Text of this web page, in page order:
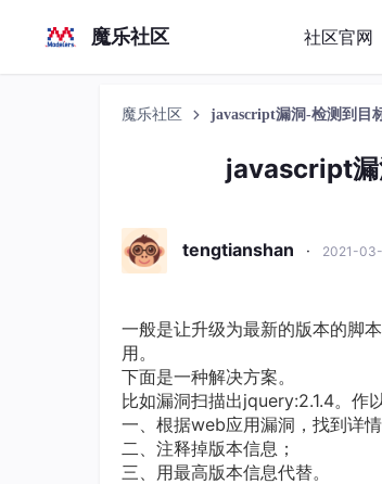
魔乐社区 社区官网
魔乐社区 javascript漏洞-检测到目
javascript漏
tengtianshan · 2021-03-
一般是让升级为最新的版本的脚
用。
下面是一种解决方案。
比如漏洞扫描出jquery:2.1.4。作
一、根据web应用漏洞，找到详
二、注释掉版本信息；
三、用最高版本信息代替。